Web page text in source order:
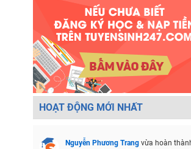
HOẠT ĐỘNG MỚI NHẤT
Nguyễn Phương Trang vừa hoàn